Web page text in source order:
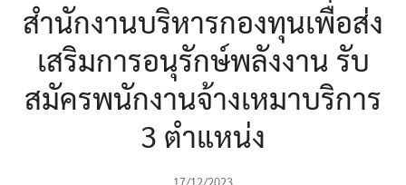
สำนักงานบริหารกองทุนเพื่อส่ง
เสริมการอนุรักษ์พลังงาน รับ
สมัครพนักงานจ้างเหมาบริการ
3 ตำแหน่ง
17/12/2023